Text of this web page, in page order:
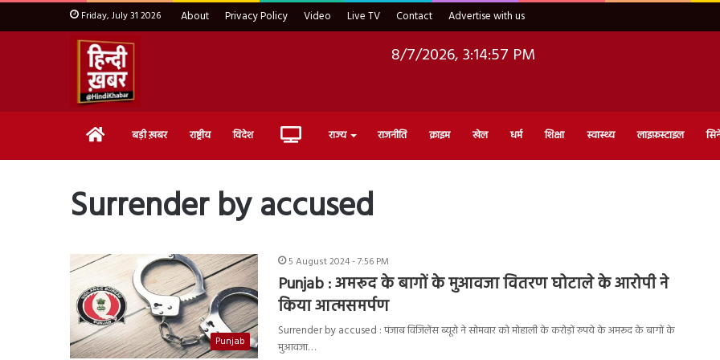
Friday, July 31 2026 About Privacy Policy Video Live TV Contact Advertise with us
8/7/2026, 3:14:58 PM
Home बड़ी ख़बर राष्ट्रीय विदेश Live राज्य राजनीति क्राइम खेल धर्म शिक्षा स्वास्थ्य लाइफ़स्टाइल
Surrender by accused
Punjab
5 August 2024 - 7:56 PM
Punjab : अमरूद के बागों के मुआवजा वितरण घोटाले के आरोपी ने
किया आत्मसमर्पण
Surrender by accused : पंजाब विजिलेंस ब्यूरो ने सोमवार को मोहाली के करोड़ों रुपये के अमरूद के बागों के
मुआवजा…